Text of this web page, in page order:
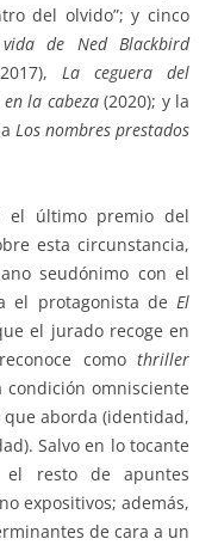
del olvido”; y cinco
de Ned Blackbird
La ceguera del
la cabeza(2020); y la
Los nombres prestados
el último premio del
esta circunstancia,
seudónimo con el
el protagonista de El
el jurado recoge en
como thriller
omnisciente
aborda (identidad,
Salvo en lo tocante
resto de apuntes
expositivos; además,
de cara a un